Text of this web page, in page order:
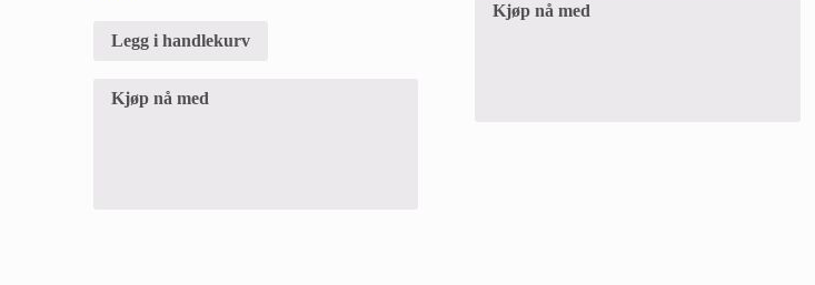
Legg i handlekurv
Kjøp nå med
Kjøp nå med